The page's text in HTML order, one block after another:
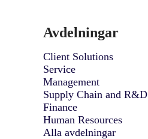
Avdelningar
Client Solutions
Service
Management
Supply Chain and R&D
Finance
Human Resources
Alla avdelningar